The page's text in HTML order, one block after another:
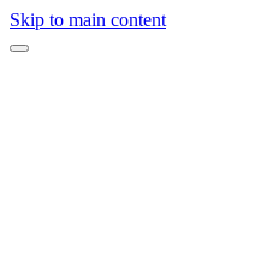
Skip to main content